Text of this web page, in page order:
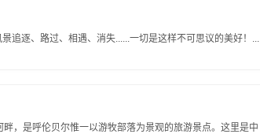
追逐、路过、相遇、消失......一切是这样不可思议的美好！...
，是呼伦贝尔惟一以游牧部落为景观的旅游景点。这里是中